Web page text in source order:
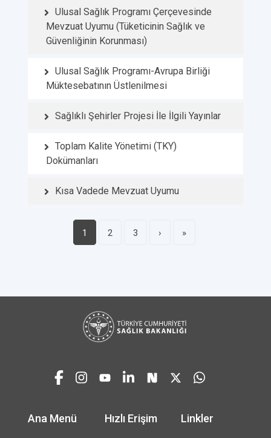
Ulusal Sağlık Programı Çerçevesinde
Mevzuat Uyumu (Tüketicinin Sağlık ve
Güvenliğinin Korunması)
Ulusal Sağlık Programı-Avrupa Birliği
Müktesebatının Üstlenilmesi
Sağlıklı Şehirler Projesi İle İlgili Yayınlar
Toplam Kalite Yönetimi (TKY)
Dokümanları
Kısa Vadede Mevzuat Uyumu
1 2 3 › »
Ana Menü Hızlı Erişim Linkler